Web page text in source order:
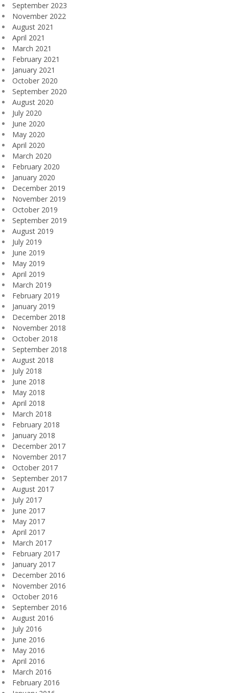
September 2023
November 2022
August 2021
April 2021
March 2021
February 2021
January 2021
October 2020
September 2020
August 2020
July 2020
June 2020
May 2020
April 2020
March 2020
February 2020
January 2020
December 2019
November 2019
October 2019
September 2019
August 2019
July 2019
June 2019
May 2019
April 2019
March 2019
February 2019
January 2019
December 2018
November 2018
October 2018
September 2018
August 2018
July 2018
June 2018
May 2018
April 2018
March 2018
February 2018
January 2018
December 2017
November 2017
October 2017
September 2017
August 2017
July 2017
June 2017
May 2017
April 2017
March 2017
February 2017
January 2017
December 2016
November 2016
October 2016
September 2016
August 2016
July 2016
June 2016
May 2016
April 2016
March 2016
February 2016